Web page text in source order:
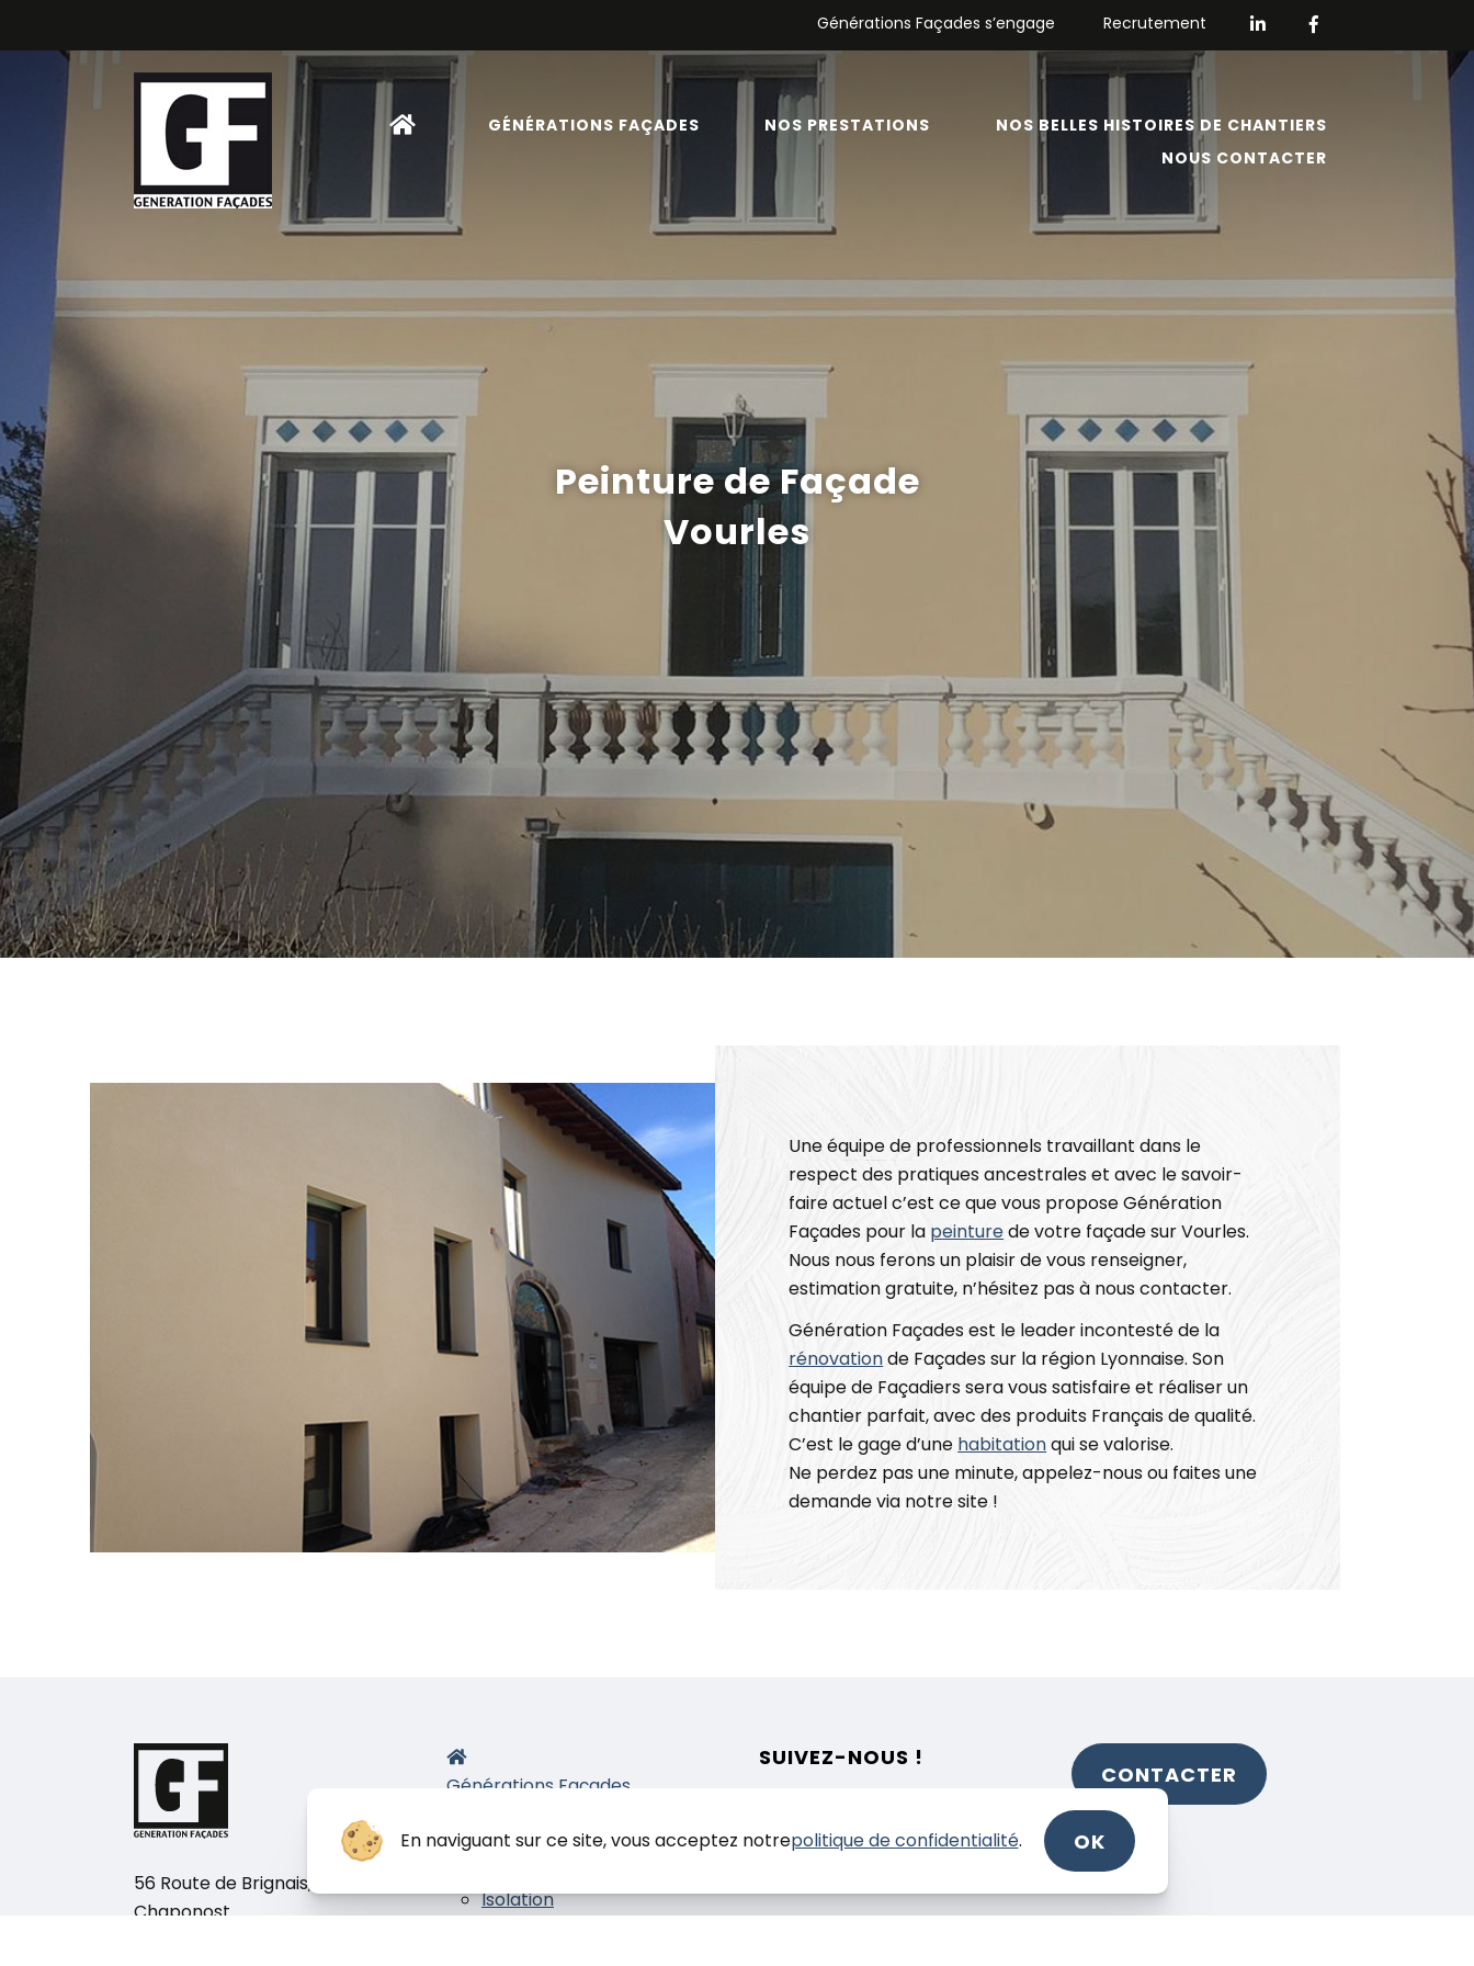
En naviguant sur ce site, vous acceptez notrepolitique de confidentialité. OK
Générations Façades s’engage Recrutement
GÉNÉRATIONS FAÇADES NOS PRESTATIONS
NOS BELLES HISTOIRES DE CHANTIERS
NOUS CONTACTER
Peinture de Façade
Vourles
Une équipe de professionnels travaillant dans le
respect des pratiques ancestrales et avec le savoir-
faire actuel c’est ce que vous propose Génération
Façades pour la peinturede votre façade sur Vourles.
Nous nous ferons un plaisir de vous renseigner,
estimation gratuite, n’hésitez pas à nous contacter.
Génération Façades est le leader incontesté de la
rénovationde Façades sur la région Lyonnaise. Son
équipe de Façadiers sera vous satisfaire et réaliser un
chantier parfait, avec des produits Français de qualité.
C’est le gage d’une habitationqui se valorise.
Ne perdez pas une minute, appelez-nous ou faites une
demande via notre site !
56 Route de Brignais, 69630
Chaponost.
Générations Façades
Enduit
Isolation
SUIVEZ-NOUS !
CONTACTER